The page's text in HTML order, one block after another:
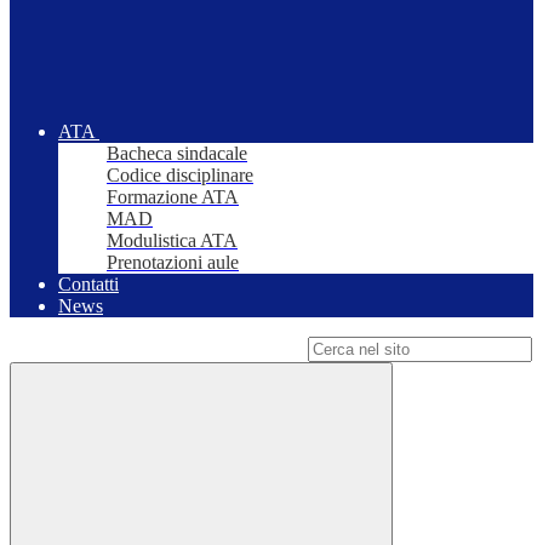
ATA
Bacheca sindacale
Codice disciplinare
Formazione ATA
MAD
Modulistica ATA
Prenotazioni aule
Contatti
News